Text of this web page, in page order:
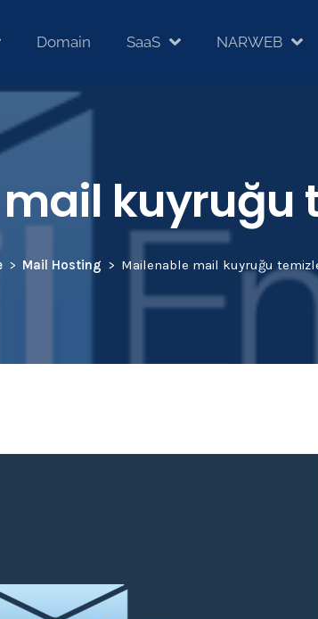
Domain SaaS NARWEB
kuyruğu
Mail Hosting Mailenable mail kuyruğu